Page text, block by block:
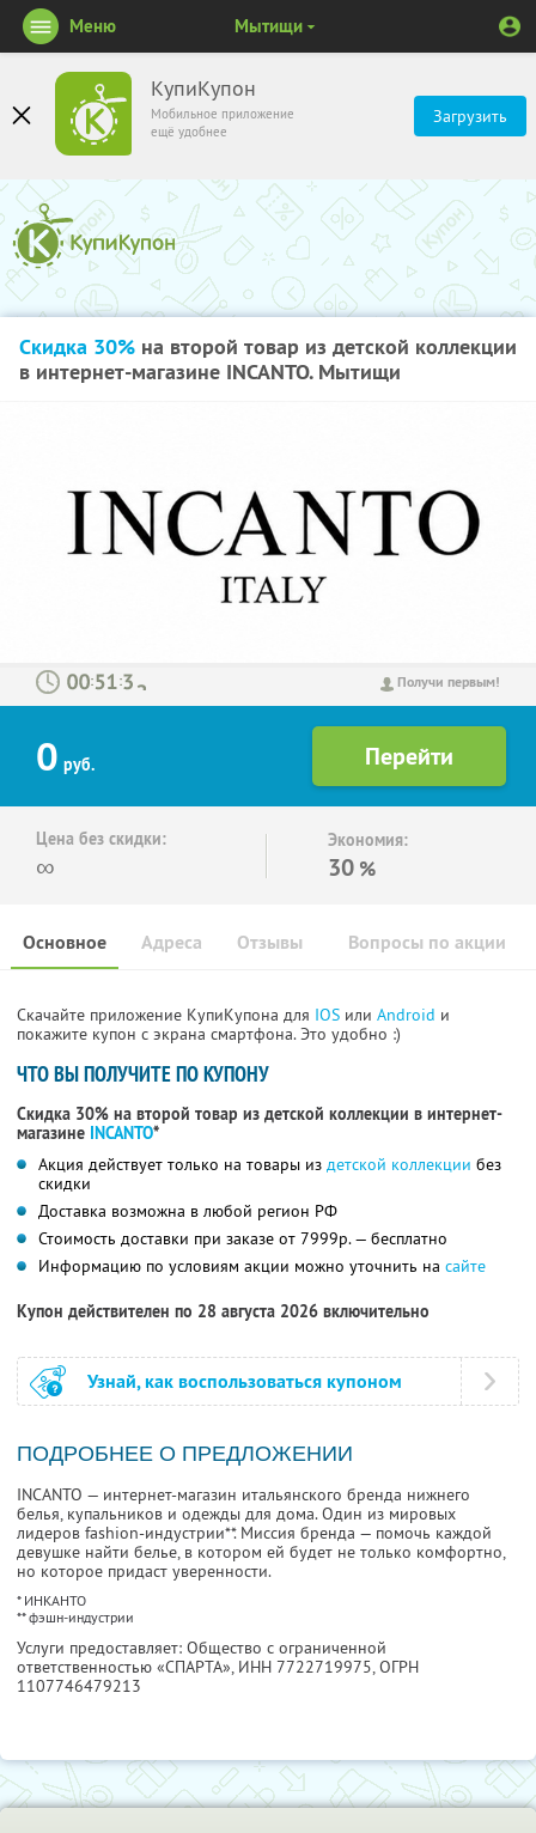
КупиКупон
Мобильное приложение
ещё удобнее
Загрузить
Меню Мытищи
Скидка 30% на второй товар из детской коллекции
в интернет-магазине INCANTO. Мытищи
Получи первым!
: :
0 руб.
Цена без скидки:
∞
Экономия:
30 %
Основное Отзывы Вопросы по акции
Адреса
Скачайте приложение КупиКупона для IOS или Android и
покажите купон с экрана смартфона. Это удобно :)
ЧТО ВЫ ПОЛУЧИТЕ ПО КУПОНУ
Скидка 30% на второй товар из детской коллекции в интернет-
магазине INCANTO*
Акция действует только на товары из детской коллекции без
скидки
Доставка возможна в любой регион РФ
Стоимость доставки при заказе от 7999р. — бесплатно
Информацию по условиям акции можно уточнить на сайте
Купон действителен по 28 августа 2026 включительно
Узнай, как воспользоваться купоном
ПОДРОБНЕЕ О ПРЕДЛОЖЕНИИ
INCANTO — интернет-магазин итальянского бренда нижнего
белья, купальников и одежды для дома. Один из мировых
лидеров fashion-индустрии**. Миссия бренда — помочь каждой
девушке найти белье, в котором ей будет не только комфортно,
но которое придаст уверенности.
* ИНКАНТО
** фэшн-индустрии
Услуги предоставляет: Общество с ограниченной
ответственностью «СПАРТА», ИНН 7722719975, ОГРН
1107746479213